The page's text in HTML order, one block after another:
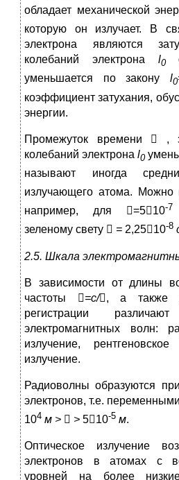
обладает механической
которую он излучает. В
электрона являются
колебаний электрона l0c
уменьшается по закону l0
коэффициент затухания,
энергии.
Промежуток времени 
,
колебаний электрона l0
называют иногда
излучающего атома. Можно
например, для =510-7
зеленому свету  = 2,2510-8
2.5. Шкала
В зависимости от длины
частоты
=с/, а также
регистрации
электромагнитных волн:
излучение,
излучение.
Радиоволны образуются
электронов, т.е.
104 м >  > 510-5 м.
Оптическое излучение
электронов в атомах с
уровней на более